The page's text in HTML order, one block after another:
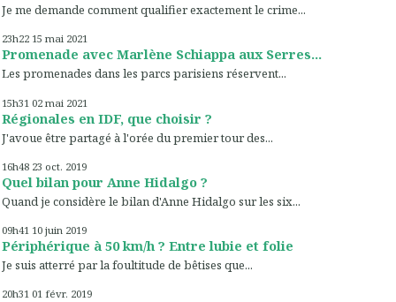
Je me demande comment qualifier exactement le crime...
23h22 15 mai 2021
Promenade avec Marlène Schiappa aux Serres...
Les promenades dans les parcs parisiens réservent...
15h31 02 mai 2021
Régionales en IDF, que choisir ?
J'avoue être partagé à l'orée du premier tour des...
16h48 23 oct. 2019
Quel bilan pour Anne Hidalgo ?
Quand je considère le bilan d'Anne Hidalgo sur les six...
09h41 10 juin 2019
Périphérique à 50 km/h ? Entre lubie et folie
Je suis atterré par la foultitude de bêtises que...
20h31 01 févr. 2019